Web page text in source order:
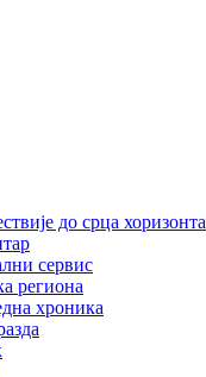
до срца хоризонта
сервис
региона
хроника